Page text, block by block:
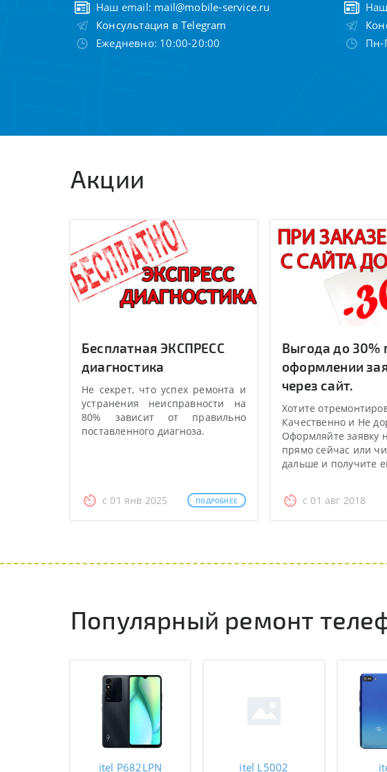
Наш email: mail@mobile-service.ru
Консультация в Telegram
Ежедневно: 10:00-20:00
Пн-
Акции
Бесплатная ЭКСПРЕСС
диагностика
Не секрет, что успех ремонта и
устранения неисправности на
80% зависит от правильно
поставленного диагноза.
с 01 янв 2025 ПОДРОБНЕЕ
Выгода до 30%
оформлении
через сайт.
Хотите
Качественно и Не
Оформляйте заявку
прямо сейчас или
дальше и получите
с 01 авг 2018
Популярный ремонт
itel P682LPN itel L5002